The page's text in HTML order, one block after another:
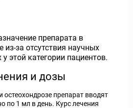
препарата в
за отсутствия научных
этой категории пациентов.
и дозы
остеохондрозе препарат вводят
по 1 мл в день. Курс лечения